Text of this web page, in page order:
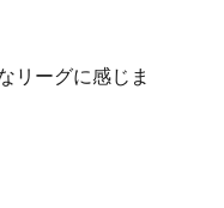
リーグに感じま